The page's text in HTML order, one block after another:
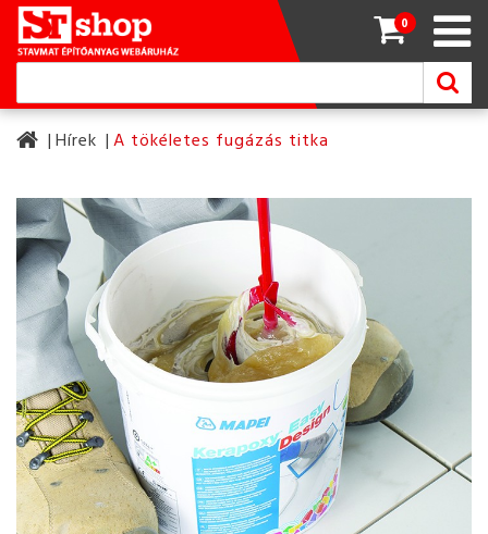
0
Hírek A tökéletes fugázás titka